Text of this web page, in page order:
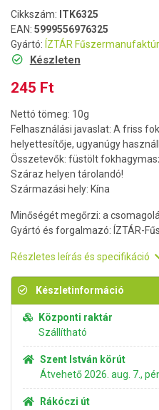
Cikkszám: ITK6325
EAN: 5999556976325
Gyártó: ÍZTÁR
Készleten
245 Ft
Nettó tömeg: 10g
Felhasználási javaslat: A friss
helyettesítője, ugyanúgy
Összetevők: füstölt
Száraz helyen tárolandó!
Származási hely: Kína
Minőségét megőrzi: a
Gyártó és forgalmazó: ÍZTÁR-
Részletes leírás és specifikáció
Készletinformáció
Központi raktár
Szállítható
Szent István körút
Átvehető 2026. aug. 7.,
Rákóczi út